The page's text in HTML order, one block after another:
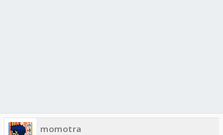
momotra